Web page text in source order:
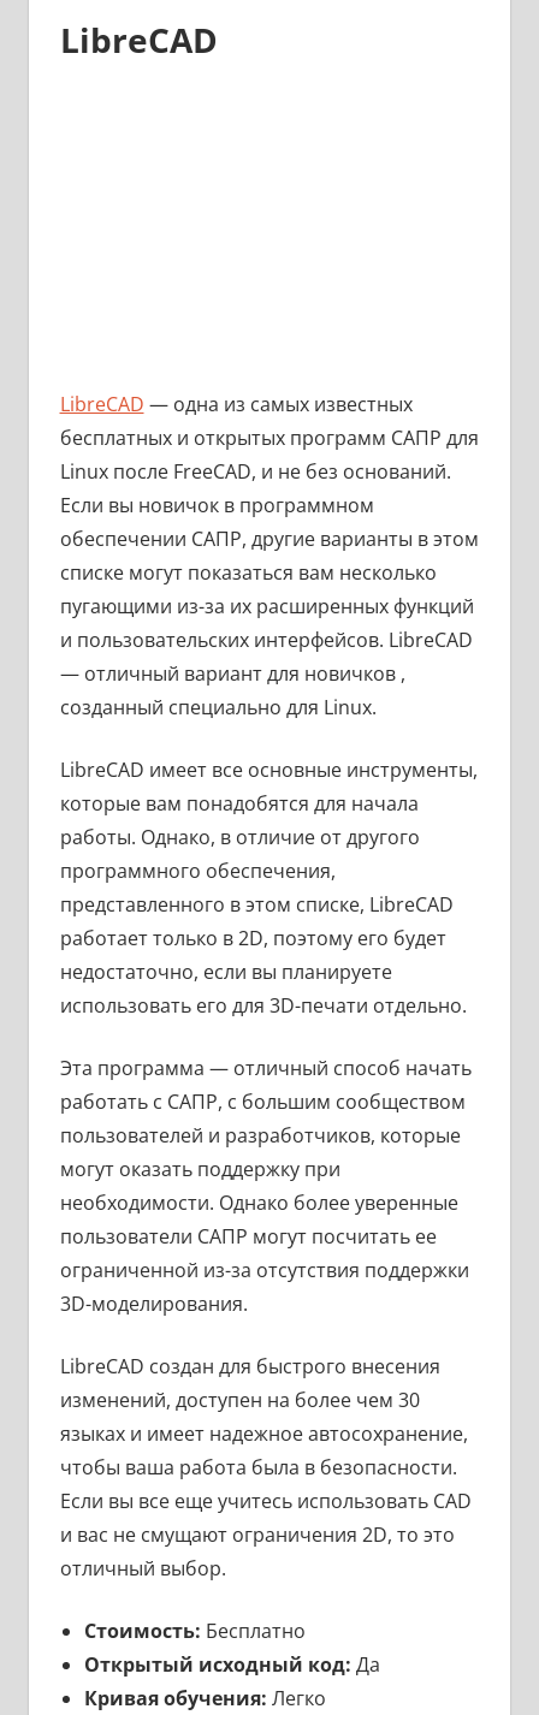
LibreCAD
LibreCAD — одна из самых известных
бесплатных и открытых программ САПР для
Linux после FreeCAD, и не без оснований.
Если вы новичок в программном
обеспечении САПР, другие варианты в этом
списке могут показаться вам несколько
пугающими из-за их расширенных функций
и пользовательских интерфейсов. LibreCAD
— отличный вариант для новичков ,
созданный специально для Linux.
LibreCAD имеет все основные инструменты,
которые вам понадобятся для начала
работы. Однако, в отличие от другого
программного обеспечения,
представленного в этом списке, LibreCAD
работает только в 2D, поэтому его будет
недостаточно, если вы планируете
использовать его для 3D-печати отдельно.
Эта программа — отличный способ начать
работать с САПР, с большим сообществом
пользователей и разработчиков, которые
могут оказать поддержку при
необходимости. Однако более уверенные
пользователи САПР могут посчитать ее
ограниченной из-за отсутствия поддержки
3D-моделирования.
LibreCAD создан для быстрого внесения
изменений, доступен на более чем 30
языках и имеет надежное автосохранение,
чтобы ваша работа была в безопасности.
Если вы все еще учитесь использовать CAD
и вас не смущают ограничения 2D, то это
отличный выбор.
Стоимость: Бесплатно
Открытый исходный код: Да
Кривая обучения: Легко